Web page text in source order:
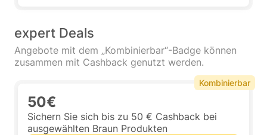
expert Deals
Angebote mit dem „Kombinierbar“-Badge können
zusammen mit Cashback genutzt werden.
50€
Sichern Sie sich bis zu 50 € Cashback bei
ausgewählten Braun Produkten
Kombinierbar